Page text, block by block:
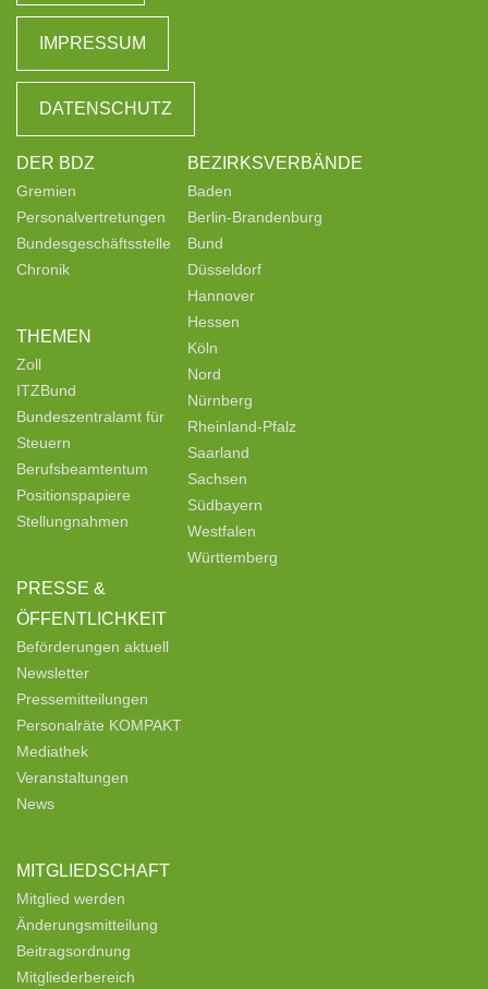
IMPRESSUM
DATENSCHUTZ
DER BDZ
Gremien
Personalvertretungen
Bundesgeschäftsstelle
Chronik
THEMEN
Zoll
ITZBund
Bundeszentralamt für
Steuern
Berufsbeamtentum
Positionspapiere
Stellungnahmen
PRESSE &
ÖFFENTLICHKEIT
Beförderungen aktuell
Newsletter
Pressemitteilungen
Personalräte KOMPAKT
Mediathek
Veranstaltungen
News
MITGLIEDSCHAFT
Mitglied werden
Änderungsmitteilung
Beitragsordnung
Mitgliederbereich
BEZIRKSVERBÄNDE
Baden
Berlin-Brandenburg
Bund
Düsseldorf
Hannover
Hessen
Köln
Nord
Nürnberg
Rheinland-Pfalz
Saarland
Sachsen
Südbayern
Westfalen
Württemberg